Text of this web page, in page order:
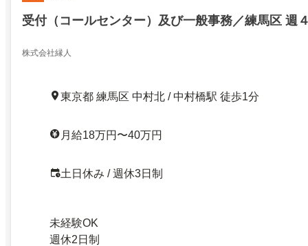
受付（コールセンター）及び一般事務／練馬区 週
株式会社縁人
東京都 練馬区 中村北 / 中村橋駅 徒歩1分
月給18万円〜40万円
土日休み / 週休3日制
未経験OK
週休2日制